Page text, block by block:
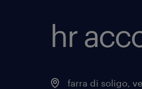
hr
farra di soligo,